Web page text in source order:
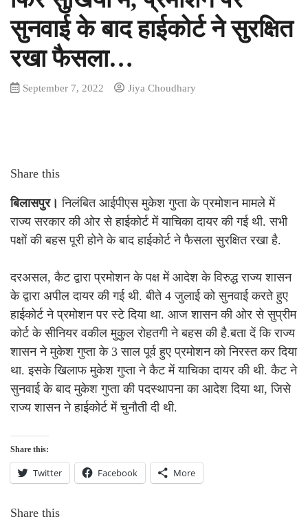
सुनवाई के बाद हाईकोर्ट ने सुरक्षित
रखा फैसला…
September 7, 2022 Jiya Choudhary
Share this
बिलासपुर। निलंबित आईपीएस मुकेश गुप्ता के प्रमोशन मामले में
राज्य सरकार की ओर से हाईकोर्ट में याचिका दायर की गई थी. सभी
पक्षों की बहस पूरी होने के बाद हाईकोर्ट ने फैसला सुरक्षित रखा है.
दरअसल, कैट द्वारा प्रमोशन के पक्ष में आदेश के विरुद्ध राज्य शासन
के द्वारा अपील दायर की गई थी. बीते 4 जुलाई को सुनवाई करते हुए
हाईकोर्ट ने प्रमोशन पर स्टे दिया था. आज शासन की ओर से सुप्रीम
कोर्ट के सीनियर वकील मुकुल रोहतगी ने बहस की है.बता दें कि राज्य
शासन ने मुकेश गुप्ता के 3 साल पूर्व हुए प्रमोशन को निरस्त कर दिया
था. इसके खिलाफ मुकेश गुप्ता ने कैट में याचिका दायर की थी. कैट ने
सुनवाई के बाद मुकेश गुप्ता की पदस्थापना का आदेश दिया था, जिसे
राज्य शासन ने हाईकोर्ट में चुनौती दी थी.
Share this:
Twitter Facebook More
Share this